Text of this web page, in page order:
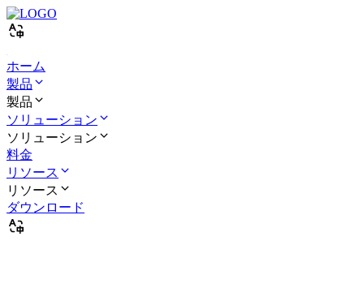
ホーム
製品
製品
ソリューション
ソリューション
料金
リソース
リソース
ダウンロード